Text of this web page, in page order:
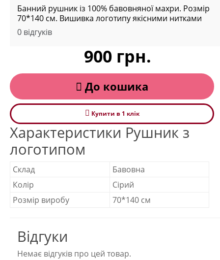
Банний рушник із 100% бавовняної махри. Розмір
70*140 см. Вишивка логотипу якісними нитками
0 відгуків
900 грн.
До кошика
Купити в 1 клiк
Характеристики Рушник з
логотипом
Склад
Бавовна
Колір
Сірий
Розмір виробу
70*140 см
Відгуки
Немає відгуків про цей товар.